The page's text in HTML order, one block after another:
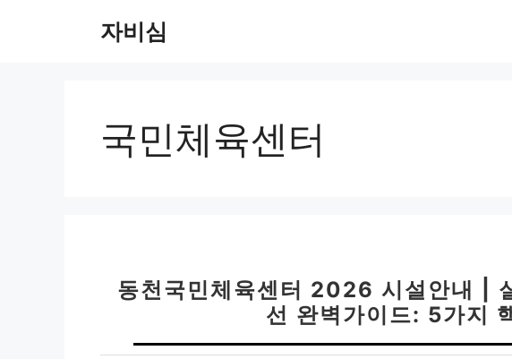
자비심
국민체육센터
동천국민체육센터 2026 시설안내 |
선 완벽가이드: 5가지